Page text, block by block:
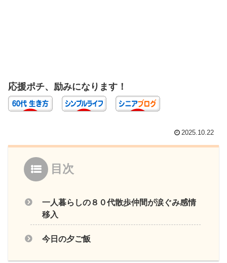
応援ポチ、励みになります！
2025.10.22
目次
一人暮らしの８０代散歩仲間が涙ぐみ感情
移入
今日の夕ご飯